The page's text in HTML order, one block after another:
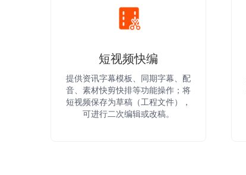
短视频快编
提供资讯字幕模板、同期字幕、配
音、素材快剪快排等功能操作；将
短视频保存为草稿（工程文件），
可进行二次编辑或改稿。